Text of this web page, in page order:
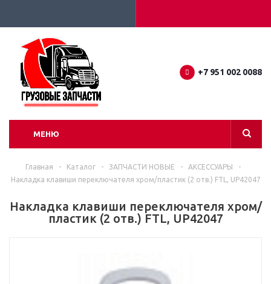
+7 951 002 0088
МЕНЮ
Главная - Каталог - ЗАПЧАСТИ НОВЫЕ - АКСЕССУАРЫ
-
Накладка клавиши переключателя хром/пластик (2 отв.) FTL, UP42047
Накладка клавиши переключателя хром/
пластик (2 отв.) FTL, UP42047